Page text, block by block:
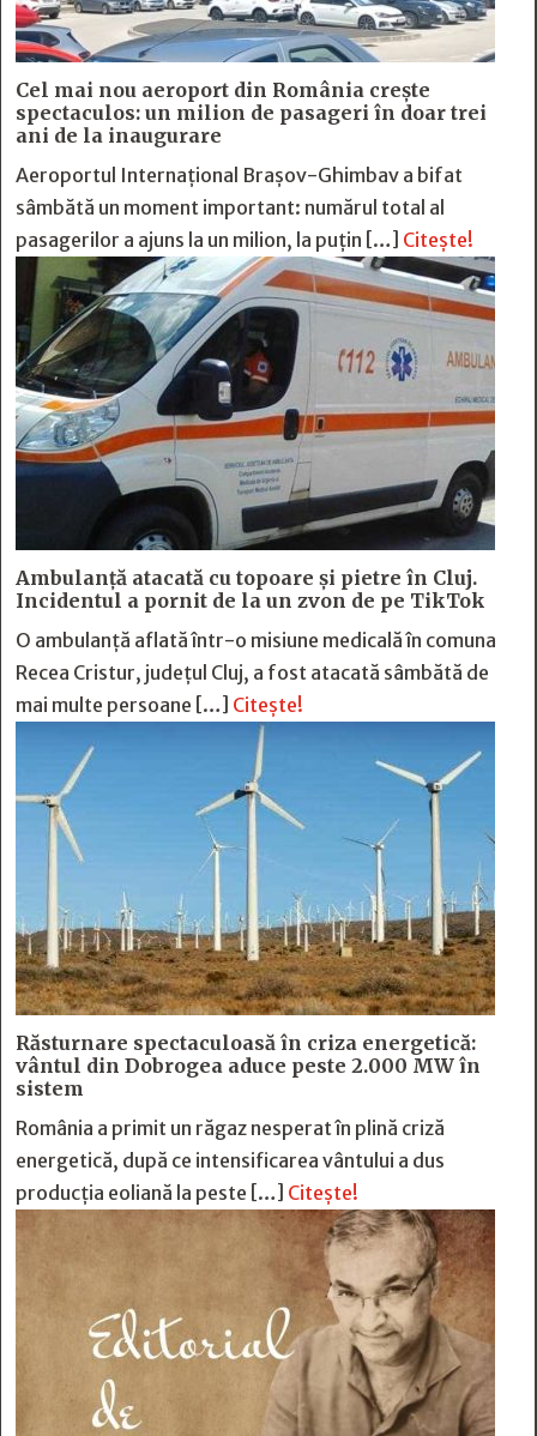
Cel mai nou aeroport din România crește
spectaculos: un milion de pasageri în doar trei
ani de la inaugurare
Aeroportul Internațional Brașov-Ghimbav a bifat
sâmbătă un moment important: numărul total al
pasagerilor a ajuns la un milion, la puțin […] Citește!
Ambulanță atacată cu topoare și pietre în Cluj.
Incidentul a pornit de la un zvon de pe TikTok
O ambulanță aflată într-o misiune medicală în comuna
Recea Cristur, județul Cluj, a fost atacată sâmbătă de
mai multe persoane […] Citește!
Răsturnare spectaculoasă în criza energetică:
vântul din Dobrogea aduce peste 2.000 MW în
sistem
România a primit un răgaz nesperat în plină criză
energetică, după ce intensificarea vântului a dus
producția eoliană la peste […] Citește!